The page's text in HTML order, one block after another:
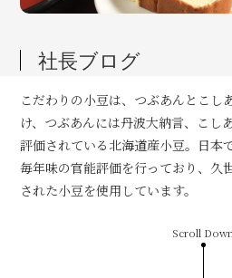
社長ブログ
こだわりの小豆は、つぶあんとこし
け、つぶあんには丹波大納言、こし
評価されている北海道産小豆。日本
毎年味の官能評価を行っており、久
された小豆を使用しています。
Scroll Down